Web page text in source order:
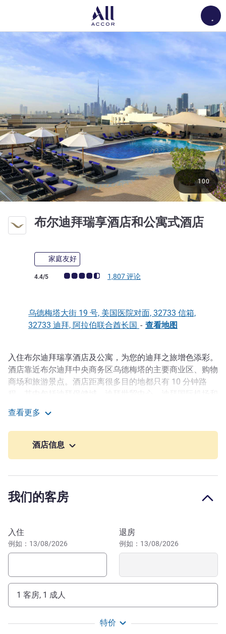
布尔迪拜瑞享酒店和公寓式酒店5 星
家庭友好
客户意见评级 (ALL 评级)
4.4/5 1,807 评论
100
乌德梅塔大街 19 号, 美国医院对面, 32733 信箱,
32733 迪拜, 阿拉伯联合酋长国 - 查看地图
描述
入住布尔迪拜瑞享酒店及公寓，为您的迪拜之旅增色添彩。
酒店靠近布尔迪拜中央商务区乌德梅塔的主要商业区、购物
商场和旅游景点。酒店距离很多目的地都只有 10 分钟路
的酒店公寓（配备厨房和最多 3 间卧室），为您提供宾至
如归的住宿体验。
家庭选择 -"家庭客人喜欢酒店里的儿童泳池"。入住布尔迪
德梅塔的主要商业区、购物商场和旅游景点。 布尔迪拜的
宿选择。255 间客房和套房中的每一间都经过精心设计，可
欢迎、保护和照顾他人是我们的核心任务。我们实施了新流
程，并对现有流程进行改进，确保我们的客人和团队成员的
安全和健康。
我和我的团队欢迎您入住布尔迪拜瑞享酒店及公寓，这是
您远离家乡的"家"！如果您在入住期间需要任何帮助，请随
时联系我们。
查看更多
酒店信息
我们的客房
预订此酒店
入住
例如：13/08/2026
退房
例如：13/08/2026
1 客房, 1 成人
特价